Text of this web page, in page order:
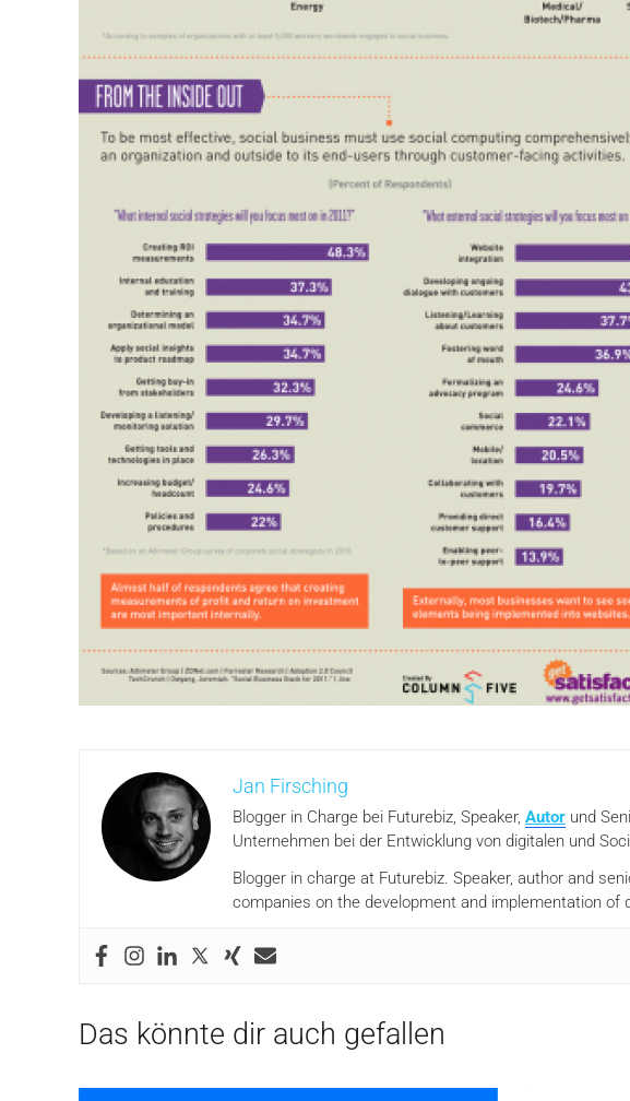
Jan Firsching
Blogger in Charge bei Futurebiz, Speaker, Autor und
Unternehmen bei der Entwicklung von digitalen und
Blogger in charge at Futurebiz. Speaker, author and
companies on the development and implementation of
Das könnte dir auch gefallen